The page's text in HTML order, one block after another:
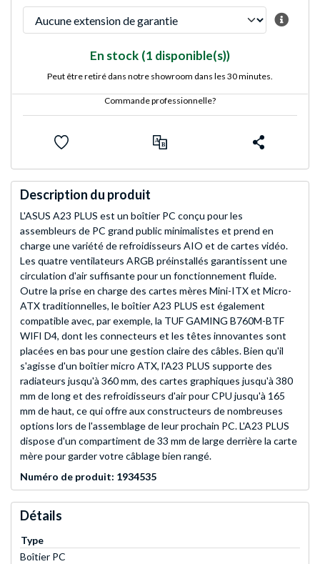
En stock (1 disponible(s))
Peut être retiré dans notre showroom dans les 30 minutes.
Commande professionnelle?
Description du produit
L'ASUS A23 PLUS est un boîtier PC conçu pour les
assembleurs de PC grand public minimalistes et prend en
charge une variété de refroidisseurs AIO et de cartes vidéo.
Les quatre ventilateurs ARGB préinstallés garantissent une
circulation d'air suffisante pour un fonctionnement fluide.
Outre la prise en charge des cartes mères Mini-ITX et Micro-
ATX traditionnelles, le boîtier A23 PLUS est également
compatible avec, par exemple, la TUF GAMING B760M-BTF
WIFI D4, dont les connecteurs et les têtes innovantes sont
placées en bas pour une gestion claire des câbles. Bien qu'il
s'agisse d'un boîtier micro ATX, l'A23 PLUS supporte des
radiateurs jusqu'à 360 mm, des cartes graphiques jusqu'à 380
mm de long et des refroidisseurs d'air pour CPU jusqu'à 165
mm de haut, ce qui offre aux constructeurs de nombreuses
options lors de l'assemblage de leur prochain PC. L'A23 PLUS
dispose d'un compartiment de 33 mm de large derrière la carte
mère pour garder votre câblage bien rangé.
Numéro de produit: 1934535
Détails
Type
Boîtier PC